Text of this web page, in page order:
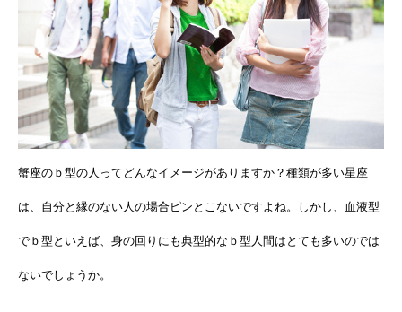
蟹座のｂ型の人ってどんなイメージがありますか？種類が多い星座
は、自分と縁のない人の場合ピンとこないですよね。しかし、血液型
でｂ型といえば、身の回りにも典型的なｂ型人間はとても多いのでは
ないでしょうか。